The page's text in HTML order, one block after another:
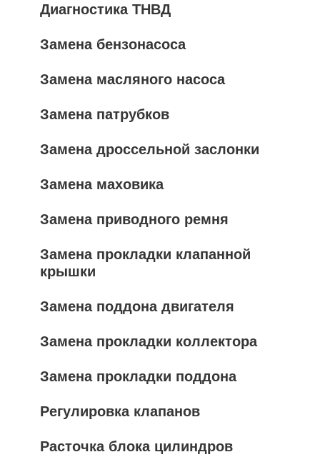
Диагностика ТНВД
Замена бензонасоса
Замена масляного насоса
Замена патрубков
Замена дроссельной заслонки
Замена маховика
Замена приводного ремня
Замена прокладки клапанной
крышки
Замена поддона двигателя
Замена прокладки коллектора
Замена прокладки поддона
Регулировка клапанов
Расточка блока цилиндров